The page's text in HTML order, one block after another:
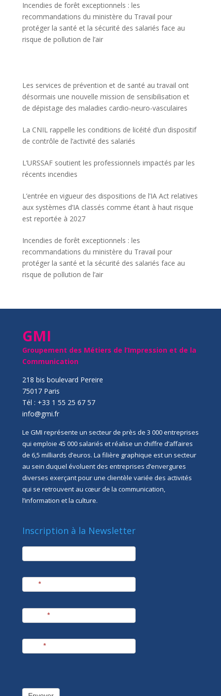
Incendies de forêt exceptionnels : les
recommandations du ministère du Travail pour
protéger la santé et la sécurité des salariés face au
risque de pollution de l’air
Les services de prévention et de santé au travail ont
désormais une nouvelle mission de sensibilisation et
de dépistage des maladies cardio-neuro-vasculaires
La CNIL rappelle les conditions de licéité d’un dispositif
de contrôle de l’activité des salariés
L’URSSAF soutient les professionnels impactés par les
récents incendies
L’entrée en vigueur des dispositions de l’IA Act relatives
aux systèmes d’IA classés comme étant à haut risque
est reportée à 2027
Incendies de forêt exceptionnels : les
recommandations du ministère du Travail pour
protéger la santé et la sécurité des salariés face au
risque de pollution de l’air
GMI
Groupement des Métiers de l’Impression et de la
Communication
218 bis boulevard Pereire
75017 Paris
Tél : +33 1 55 25 67 57
info@gmi.fr
Le GMI représente un secteur de près de 3 000 entreprises
qui emploie 45 000 salariés et réalise un chiffre d’affaires
de 6,5 milliards d’euros. La filière graphique est un secteur
au sein duquel évoluent des entreprises d’envergures
diverses exerçant pour une clientèle variée des activités
qui se retrouvent au cœur de la communication,
l’information et la culture.
Inscription à la Newsletter
newsletter
*
*
*